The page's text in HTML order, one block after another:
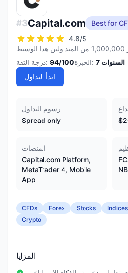
#3Capital.com
Best for
4.8/5
درجة الثقة: 94/100 الخبرة: 7 السنوات
ابدأ التداول
رسوم التداول
Spread only
المنصات
Capital.com Platform,
MetaTrader 4, Mobile
App
CFDs Forex Stocks Indices
Crypto
المزايا